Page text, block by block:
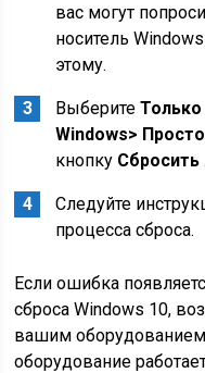
вас могут
носитель
этому.
Выберите
​​Windows>
кнопку Сбросить.
Следуйте
процесса сброса.
Если ошибка
сброса Windows 10,
вашим
оборудование